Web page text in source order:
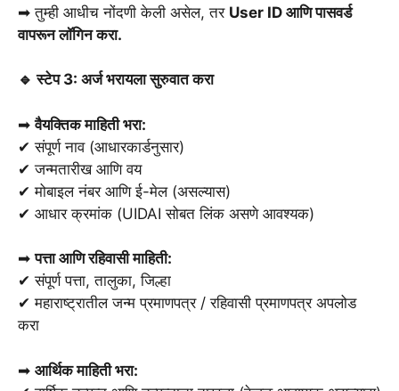
➡ तुम्ही आधीच नोंदणी केली असेल, तर User ID आणि पासवर्ड
वापरून लॉगिन करा.
🔹 स्टेप 3: अर्ज भरायला सुरुवात करा
➡वैयक्तिक माहिती भरा:
✔ संपूर्ण नाव (आधारकार्डनुसार)
✔ जन्मतारीख आणि वय
✔ मोबाइल नंबर आणि ई-मेल (असल्यास)
✔ आधार क्रमांक (UIDAI सोबत लिंक असणे आवश्यक)
➡पत्ता आणि रहिवासी माहिती:
✔ संपूर्ण पत्ता, तालुका, जिल्हा
✔ महाराष्ट्रातील जन्म प्रमाणपत्र / रहिवासी प्रमाणपत्र अपलोड
करा
➡ आर्थिक माहिती भरा: